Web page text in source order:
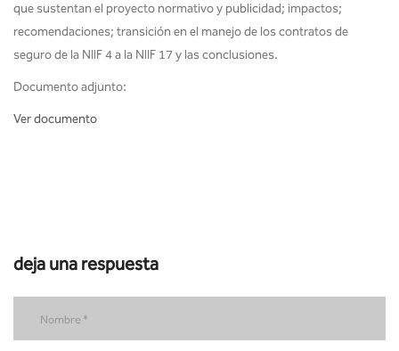
que sustentan el proyecto normativo y publicidad; impactos;
recomendaciones; transición en el manejo de los contratos de
seguro de la NIIF 4 a la NIIF 17 y las conclusiones.
Documento adjunto:
Ver documento
deja una respuesta